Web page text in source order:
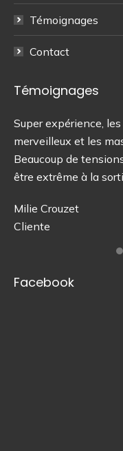
fenêtrefenêtre
Témoignages
Contact
Témoignages
Super expérience,
merveilleux et les
Beaucoup de
être extrême à la
Milie Crouzet
Cliente
Facebook